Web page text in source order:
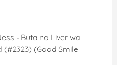
- Buta no Liver wa
(#2323) (Good Smile